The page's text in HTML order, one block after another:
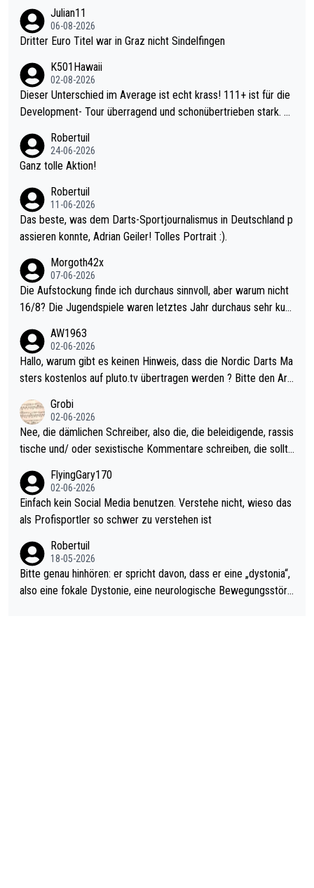
Julian11
06-08-2026
Dritter Euro Titel war in Graz nicht Sindelfingen
K501Hawaii
02-08-2026
Dieser Unterschied im Average ist echt krass! 111+ ist für die
Development- Tour überragend und schonübertrieben stark. U
mal 40+ erst recht. Da gewinnst keinen Blumentopf - ist ja noc
h krasser wie ein Pokalspiel eines Kreisligisten vs einem Bund
Robertuil
24-06-2026
Ganz tolle Aktion!
Robertuil
11-06-2026
Das beste, was dem Darts-Sportjournalismus in Deutschland p
assieren konnte, Adrian Geiler! Tolles Portrait :).
Morgoth42x
07-06-2026
Die Aufstockung finde ich durchaus sinnvoll, aber warum nicht
16/8? Die Jugendspiele waren letztes Jahr durchaus sehr kurz
Allerdings ist Mitchell Lawrie als Nummer 1 der Welt eh qualifi
ziert. Somit ändert die automatische Qualifikation des Weltmei
sters erstmal nichts. Ich denke sie wollen damit für nächstes J
ohl wenig WDF Turniere spielen. Dies war bei Archie Self letzt
es Jahr der Fall. Er musste als amtierender Weltmeister durch
den Qualifier und ich glaube kaum, dass Mitchel sich das (in Ve
el hat.
AW1963
02-06-2026
Hallo, warum gibt es keinen Hinweis, dass die Nordic Darts Ma
sters kostenlos auf pluto.tv übertragen werden ? Bitte den Arti
Grobi
02-06-2026
Nee, die dämlichen Schreiber, also die, die beleidigende, rassis
tische und/ oder sexistische Kommentare schreiben, die sollte
s Leben in den Griff kriegen. Nur eins wundert mich: Luke Little
r war doch neulich erst derjenige, der über Social Media GvV p
rovoziert hat. Und Littlers Mutter schießt öfters mal gegen Ric
FlyingGary170
02-06-2026
Einfach kein Social Media benutzen. Verstehe nicht, wieso das
als Profisportler so schwer zu verstehen ist
Robertuil
18-05-2026
Bitte genau hinhören: er spricht davon, dass er eine „dystonia“,
also eine fokale Dystonie, eine neurologische Bewegungsstöru